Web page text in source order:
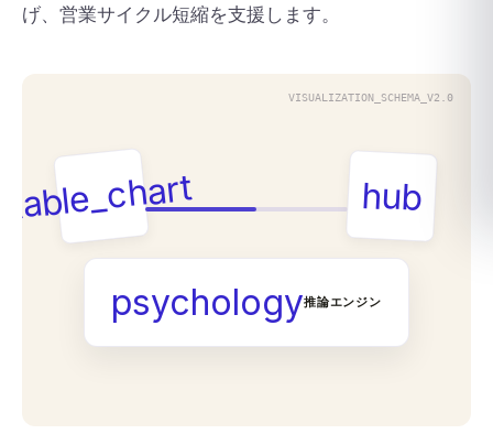
げ、営業サイクル短縮を支援します。
VISUALIZATION_SCHEMA_V2.0
table_chart hub
psychology推論エンジン